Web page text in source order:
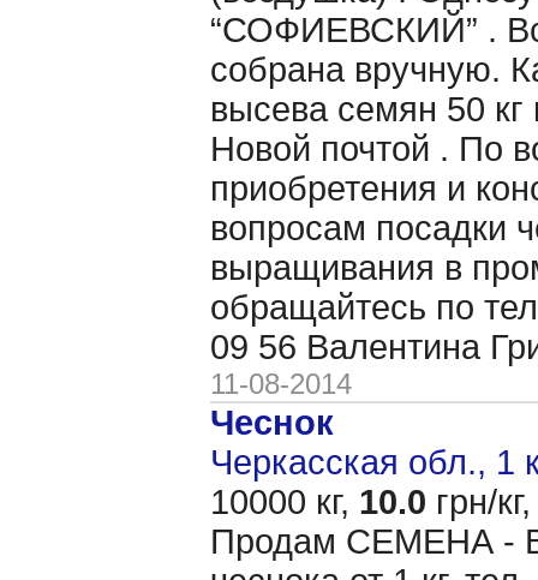
“СОФИЕВСКИЙ” .
собрана вручную.
высева семян 50 кг
Новой почтой . По
приобретения и
вопросам посадки
выращивания в
обращайтесь по
09 56 Валентина
11-08-2014
Чеснок
Черкасская обл., 1
10000 кг, 10.0 грн/кг,
Продам CЕМЕНА -